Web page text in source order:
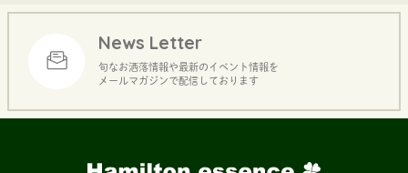
News Letter
旬なお洒落情報や最新のイベント情報を
メールマガジンで配信しております